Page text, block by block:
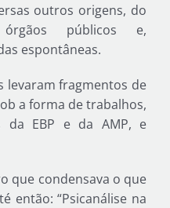
outros origens, do
públicos e,
espontâneas.
levaram fragmentos de
a forma de trabalhos,
da EBP e da AMP, e
que condensava o que
então: “Psicanálise na